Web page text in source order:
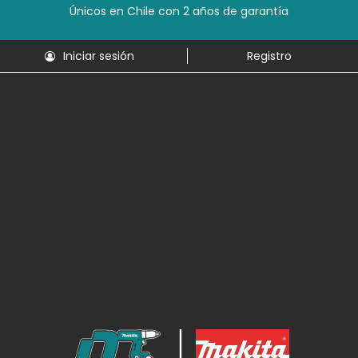
Únicos en Chile con 2 años de garantía
Iniciar sesión Registro